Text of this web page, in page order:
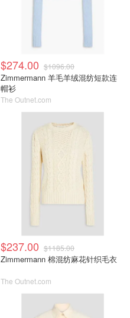
$274.00 $1096.00
Zimmermann 羊毛羊绒混纺短款连
帽衫
The Outnet.com
$237.00 $1185.00
Zimmermann 棉混纺麻花针织毛衣
The Outnet.com